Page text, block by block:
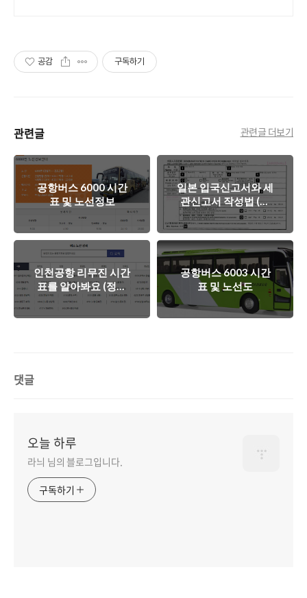
공감 구독하기
관련글 관련글 더보기
공항버스 6000 시간
표 및 노선정보
일본 입국신고서와 세
관신고서 작성법 (쉽
게작성하는법)
인천공항 리무진 시간
표를 알아봐요 (정확
한정보입니당)
공항버스 6003 시간
표 및 노선도
댓글
오늘 하루
라늬 님의 블로그입니다.
구독하기